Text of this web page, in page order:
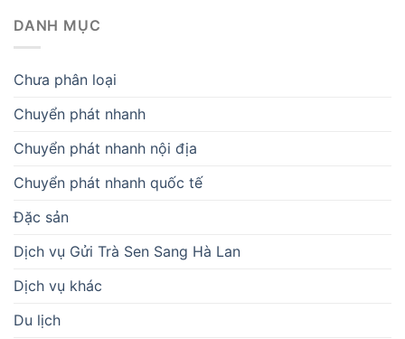
DANH MỤC
Chưa phân loại
Chuyển phát nhanh
Chuyển phát nhanh nội địa
Chuyển phát nhanh quốc tế
Đặc sản
Dịch vụ Gửi Trà Sen Sang Hà Lan
Dịch vụ khác
Du lịch